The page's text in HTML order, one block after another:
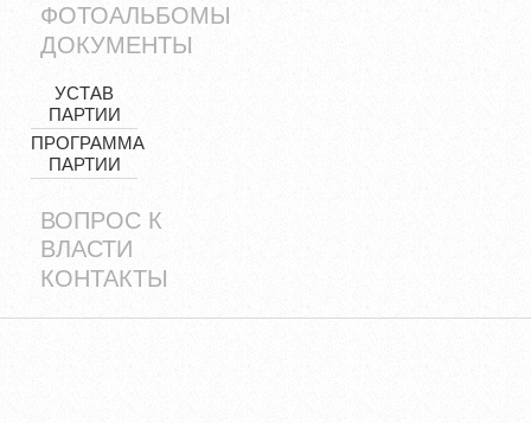
ФОТОАЛЬБОМЫ
ДОКУМЕНТЫ
УСТАВ
ПАРТИИ
ПРОГРАММА
ПАРТИИ
ВОПРОС К
ВЛАСТИ
КОНТАКТЫ